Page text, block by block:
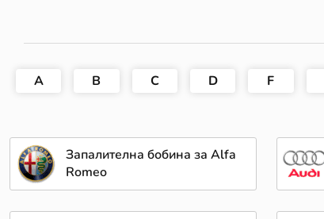
A B C D F
Запалителна бобина за Alfa
Romeo